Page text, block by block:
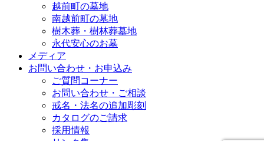
越前町の墓地
南越前町の墓地
樹木葬・樹林葬墓地
永代安心のお墓
メディア
お問い合わせ・お申込み
ご質問コーナー
お問い合わせ・ご相談
戒名・法名の追加彫刻
カタログのご請求
採用情報